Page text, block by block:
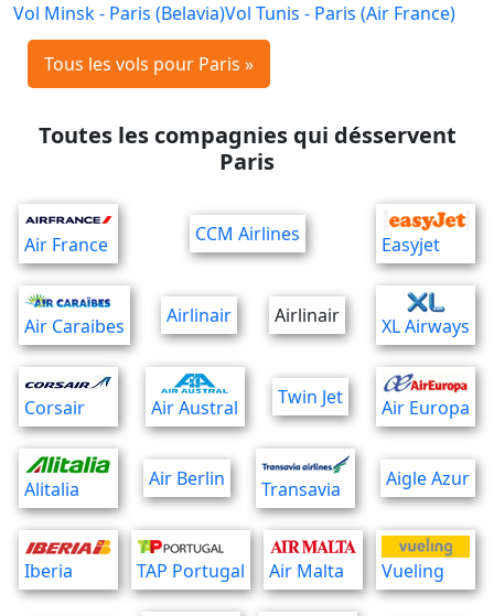
Vol Minsk - Paris (Belavia)Vol Tunis - Paris (Air France)
Tous les vols pour Paris »
Toutes les compagnies qui désservent
Paris
Air France CCM Airlines Easyjet
Air Caraibes Airlinair Airlinair XL Airways
Corsair Air Austral Twin Jet Air Europa
Alitalia Air Berlin Transavia Aigle Azur
Iberia TAP Portugal Air Malta Vueling